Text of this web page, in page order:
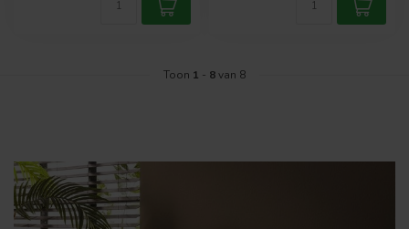
Toon 1 - 8van 8